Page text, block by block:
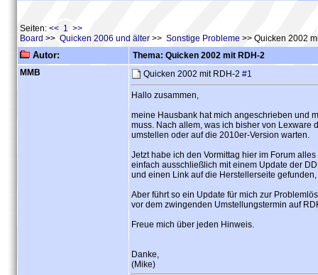
Seiten: << 1 >>
Board >> Quicken 2006 und älter >> Sonstige Probleme >> Quicken 2002
Autor:
Thema: Quicken 2002 mit RDH-2
MMB
Quicken 2002 mit RDH-2 #1
Hallo zusammen,
meine Hausbank hat mich angeschrieben und
muss. Nach allem, was ich bisher von Lexware
umstellen oder auf die 2010er-Version warten.
Jetzt habe ich den Vormittag hier im Forum
einfach ausschließlich mit einem Update der
und einen Link auf die Herstellerseite
Aber führt so ein Update für mich zur
vor dem zwingenden Umstellungstermin auf
Freue mich über jeden Hinweis.
Danke,
(Mike)